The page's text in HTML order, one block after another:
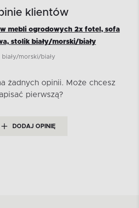
klientów
mebli ogrodowych 2x fotel, sofa
stolik biały/morski/biały
biały/morski/biały
żadnych opinii. Może chcesz
pierwszą?
DODAJ OPINIĘ